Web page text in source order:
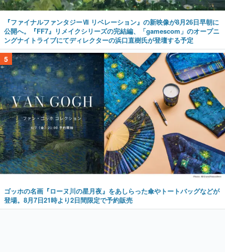
『ファイナルファンタジーⅦ リベレーション』の新映像が8月26日早朝に
公開へ。『FF7』リメイクシリーズの完結編、「gamescom」のオープニ
ングナイトライブにてディレクターの浜口直樹氏が登壇する予定
5
ゴッホの名画『ローヌ川の星月夜』をあしらった傘やトートバッグなどが
登場。8月7日21時より2日間限定で予約販売